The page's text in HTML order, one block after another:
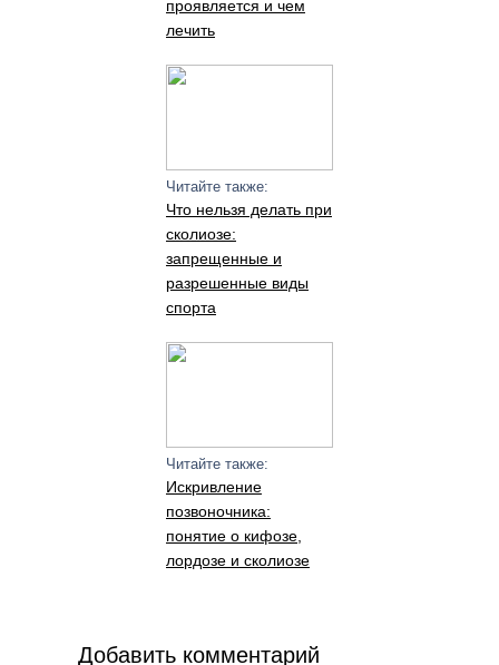
проявляется и чем
лечить
Читайте также:
Что нельзя делать при
сколиозе:
запрещенные и
разрешенные виды
спорта
Читайте также:
Искривление
позвоночника:
понятие о кифозе,
лордозе и сколиозе
Добавить комментарий